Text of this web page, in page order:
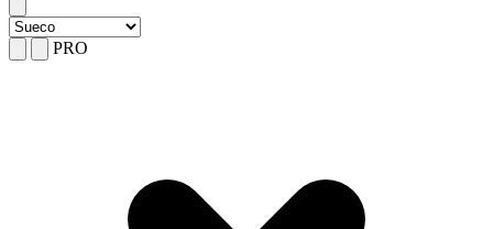
PRO